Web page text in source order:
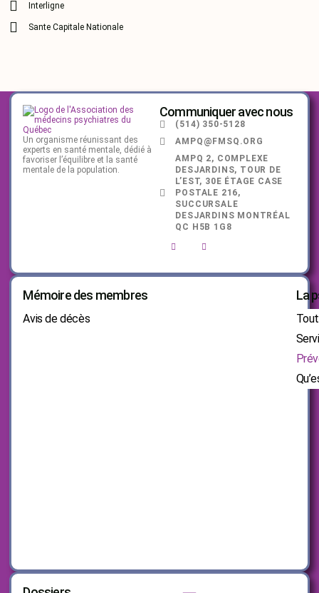
Interligne
Sante Capitale Nationale
Un organisme réunissant des
experts en santé mentale, dédié à
favoriser l’équilibre et la santé
mentale de la population.
Communiquer avec nous
(514) 350-5128
AMPQ@FMSQ.ORG
AMPQ 2, COMPLEXE
DESJARDINS, TOUR DE
L’EST, 30E ÉTAGE CASE
POSTALE 216,
SUCCURSALE
DESJARDINS MONTRÉAL
QC H5B 1G8
Mémoire des membres
Avis de décès
La